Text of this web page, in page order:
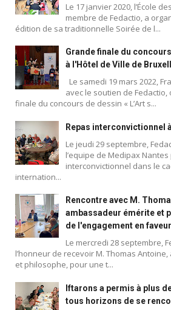
Le 17 janvier 2020, l’École
membre de Fedactio, a
édition de sa traditionnelle Soirée de l...
Grande finale du
à l'Hôtel de Ville de
Le samedi 19 mars 2022,
avec le soutien de
finale du concours de dessin « L’Art s...
Repas interconvictionnel
Le jeudi 29 septembre,
l’equipe de Medipax
interconvictionnel dans le
internation...
Rencontre avec M.
ambassadeur émérite et
de l'engagement en
Le mercredi 28 septembre,
l’honneur de recevoir M. Thomas
et philosophe, pour une t...
Iftarons a permis à plus
tous horizons de se